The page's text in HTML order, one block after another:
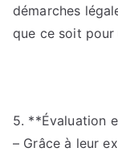
démarches
que ce soit
5. **Évaluation
– Grâce à leur